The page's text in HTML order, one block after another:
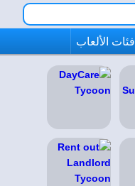
فئات الألعاب